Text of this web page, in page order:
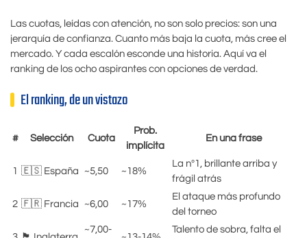
Las cuotas, leídas con atención, no son solo precios: son una
jerarquía de confianza. Cuanto más baja la cuota, más cree el
mercado. Y cada escalón esconde una historia. Aquí va el
ranking de los ocho aspirantes con opciones de verdad.
El ranking, de un vistazo
# Selección Cuota
Prob.
implícita
En una frase
1 🇪🇸 España ~5,50 ~18%
La nº1, brillante arriba y
frágil atrás
2 🇫🇷 Francia ~6,00 ~17%
El ataque más profundo
del torneo
~7,00-
Talento de sobra, falta el